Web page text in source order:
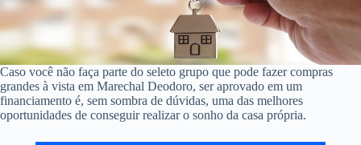
Caso você não faça parte do seleto grupo que pode fazer compras
grandes à vista em Marechal Deodoro, ser aprovado em um
financiamento é, sem sombra de dúvidas, uma das melhores
oportunidades de conseguir realizar o sonho da casa própria.